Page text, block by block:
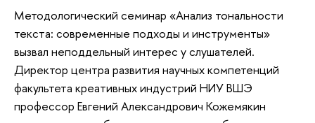
Методологический семинар «Анализ тональности
текста: современные подходы и инструменты»
вызвал неподдельный интерес у слушателей.
Директор центра развития научных компетенций
факультета креативных индустрий НИУ ВШЭ
профессор Евгений Александрович Кожемякин